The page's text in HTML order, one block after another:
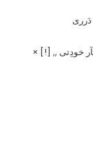
خودِتی ,, [!] ×